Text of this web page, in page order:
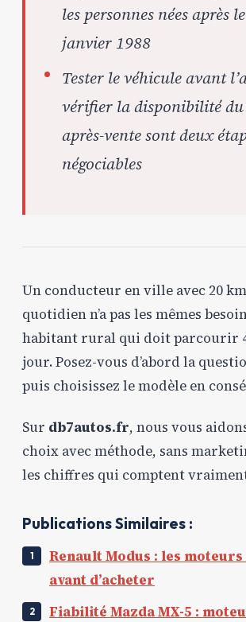
les personnes nées après
janvier 1988
Tester le véhicule avant
vérifier la disponibilité du
après-vente sont deux
négociables
Un conducteur en ville avec 20
quotidien n’a pas les mêmes
habitant rural qui doit parcourir
jour. Posez-vous d’abord la
puis choisissez le modèle en
Sur db7autos.fr, nous vous
choix avec méthode, sans
les chiffres qui comptent
Publications Similaires :
Renault Modus : les
avant d’acheter
Fiabilité Mazda MX-5 :